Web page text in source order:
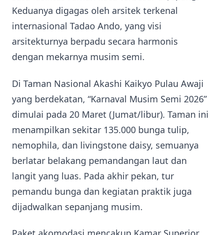
Keduanya digagas oleh arsitek terkenal
internasional Tadao Ando, yang visi
arsitekturnya berpadu secara harmonis
dengan mekarnya musim semi.
Di Taman Nasional Akashi Kaikyo Pulau Awaji
yang berdekatan, “Karnaval Musim Semi 2026”
dimulai pada 20 Maret (Jumat/libur). Taman ini
menampilkan sekitar 135.000 bunga tulip,
nemophila, dan livingstone daisy, semuanya
berlatar belakang pemandangan laut dan
langit yang luas. Pada akhir pekan, tur
pemandu bunga dan kegiatan praktik juga
dijadwalkan sepanjang musim.